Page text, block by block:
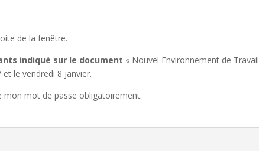
de la fenêtre.
indiqué sur le document « Nouvel Environnement de Travail
le vendredi 8 janvier.
mon mot de passe obligatoirement.